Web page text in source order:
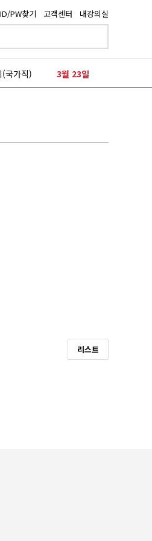
ID/PW찾기 고객센터 내강의실
지방직)
6월 22일
국가직)
3월 23일
지방직)
6월 22일
리스트